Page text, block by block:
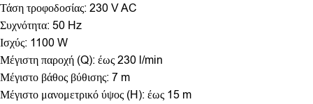
Τάση τροφοδοσίας: 230 V AC
Συχνότητα: 50 Hz
Ισχύς: 1100 W
Μέγιστη παροχή (Q): έως 230 l/min
Μέγιστο βάθος βύθισης: 7 m
Μέγιστο μανομετρικό ύψος (H): έως 15 m